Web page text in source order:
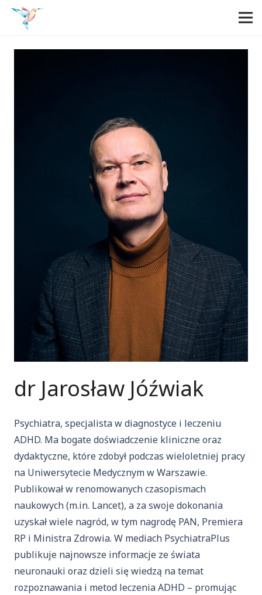
dr Jarosław Jóźwiak
Psychiatra, specjalista w diagnostyce i leczeniu
ADHD. Ma bogate doświadczenie kliniczne oraz
dydaktyczne, które zdobył podczas wieloletniej pracy
na Uniwersytecie Medycznym w Warszawie.
Publikował w renomowanych czasopismach
naukowych (m.in. Lancet), a za swoje dokonania
uzyskał wiele nagród, w tym nagrodę PAN, Premiera
RP i Ministra Zdrowia. W mediach PsychiatraPlus
publikuje najnowsze informacje ze świata
neuronauki oraz dzieli się wiedzą na temat
rozpoznawania i metod leczenia ADHD – promując